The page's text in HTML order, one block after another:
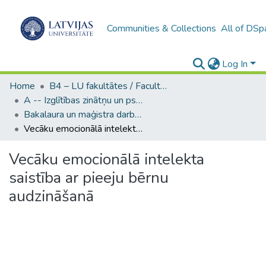
Communities & Collections All of
Log In
Home
B4 – LU fakultātes / Faculties of the UL
A -- Izglītības zinātņu un psiholoģijas fakultāte / Faculty of Education Sciences and Psychology
Bakalaura un maģistra darbi (PPMF) / Bachelor's and Master's theses
Vecāku emocionālā intelekta saistība ar pieeju bērnu audzināšanā
Vecāku emocionālā intelekta
saistība ar pieeju bērnu
audzināšanā